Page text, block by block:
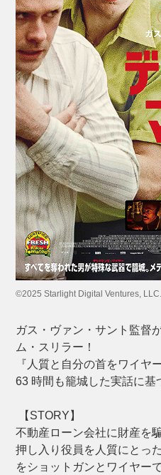
©2025 Starlight Digital Ventures,
ガス・ヴァン・サント監督
ム・スリラー！
『人質と自分の首をワイヤ
63 時間も籠城した実話に基
【STORY】
不動産ローン会社に財産を
押し入り役員を人質にとっ
をショットガンとワイヤー